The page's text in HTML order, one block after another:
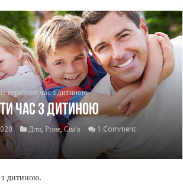
втратити час з дитиною
час з дитиною
Діти,Різне,Сім'я
1 Comment
з дитиною.